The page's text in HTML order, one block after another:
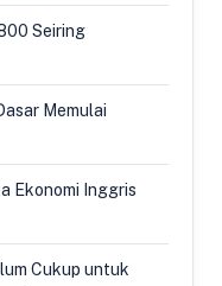
Seiring
Memulai
Ekonomi Inggris
Cukup untuk